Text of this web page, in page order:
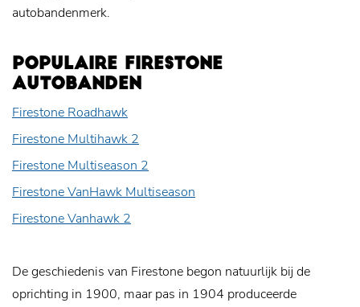
autobandenmerk.
POPULAIRE FIRESTONE
AUTOBANDEN
Firestone Roadhawk
Firestone Multihawk 2
Firestone Multiseason 2
Firestone VanHawk Multiseason
Firestone Vanhawk 2
De geschiedenis van Firestone begon natuurlijk bij de
oprichting in 1900, maar pas in 1904 produceerde